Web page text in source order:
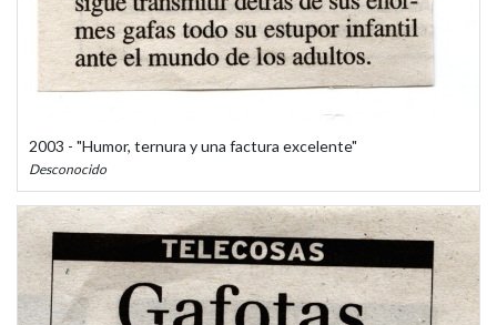
2003 - "Humor, ternura y una factura excelente"
Desconocido